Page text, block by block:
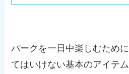
パークを一日中楽しむため
てはいけない基本のアイテ